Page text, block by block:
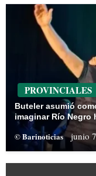
PROVINCIALES
Buteler asumió
imaginar Río Negro
© Barinoticias junio